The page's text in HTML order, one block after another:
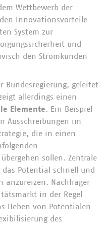
Wettbewerb der
Innovationsvorteile
System zur
und
den Stromkunden
Bundesregierung, geleitet
allerdings einen
Elemente. Ein Beispiel
Ausschreibungen im
die in einen
sollen. Zentrale
Potential schnell und
anzureizen. Nachfrager
in der Regel
Heben von Potentialen
des